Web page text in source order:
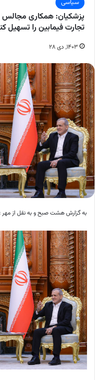
سیاسی
پزشکیان: همکاری مجالس
تجارت فیمابین را
۱۴۰۳, دی ۲۸
به گزارش هشت صبح و به نقل از مهر :